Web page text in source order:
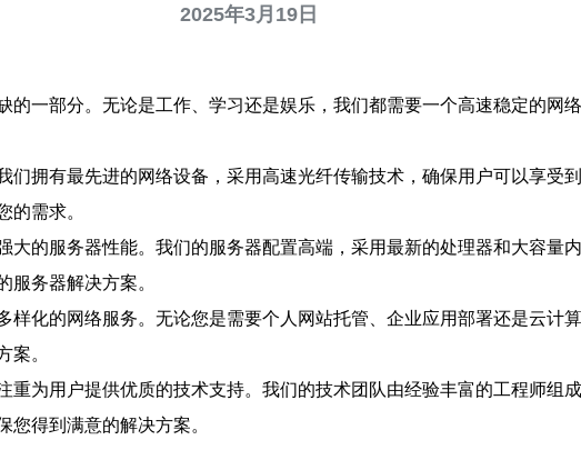
2025年3月19日
一部分。无论是工作、学习还是娱乐，我们都需要一个高速稳定的网
拥有最先进的网络设备，采用高速光纤传输技术，确保用户可以享受
的需求。
的服务器性能。我们的服务器配置高端，采用最新的处理器和大容量
务器解决方案。
化的网络服务。无论您是需要个人网站托管、企业应用部署还是云计
案。
为用户提供优质的技术支持。我们的技术团队由经验丰富的工程师组
得到满意的解决方案。